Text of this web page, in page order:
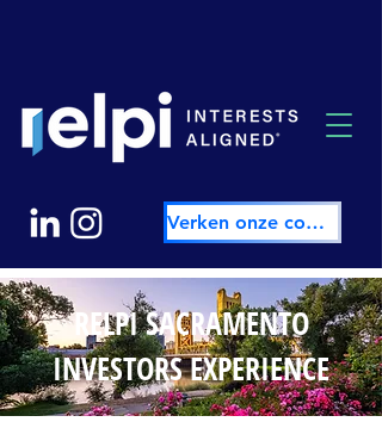
Verken onze community
RELPI SACRAMENTO
INVESTORS EXPERIENCE